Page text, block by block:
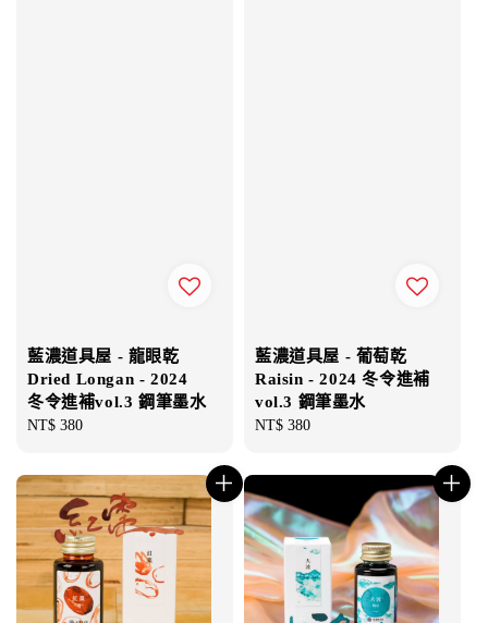
藍濃道具屋 - 龍眼乾
Dried Longan - 2024
冬令進補vol.3 鋼筆墨水
Regular
NT$ 380
藍濃道具屋 - 葡萄乾
Raisin - 2024 冬令進補
vol.3 鋼筆墨水
Regular
NT$ 380